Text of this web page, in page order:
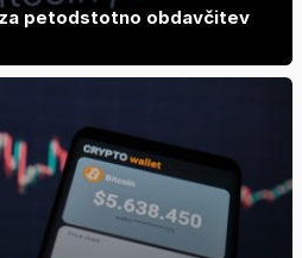
petodstotno obdavčitev